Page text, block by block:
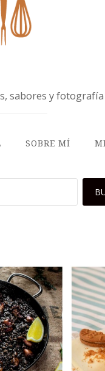
sabores y fotografía
SOBRE MÍ